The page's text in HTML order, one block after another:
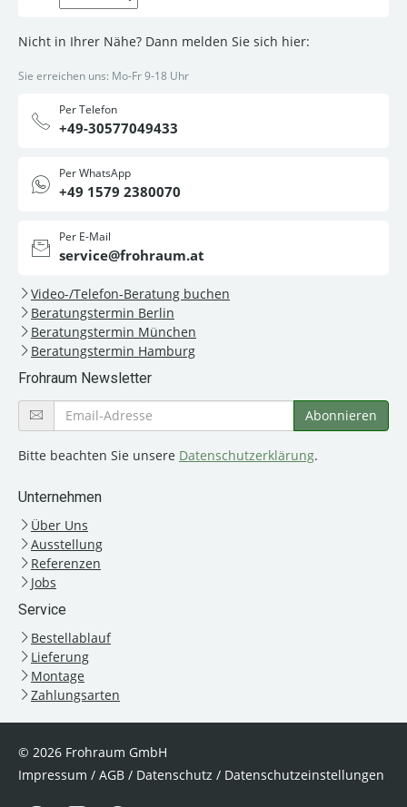
Nicht in Ihrer Nähe? Dann melden Sie sich hier:
Sie erreichen uns: Mo-Fr 9-18 Uhr
Per Telefon
+49-30577049433
Per WhatsApp
+49 1579 2380070
Per E-Mail
service@frohraum.at
Video-/Telefon-Beratung buchen
Beratungstermin Berlin
Beratungstermin München
Beratungstermin Hamburg
Frohraum Newsletter
Bitte beachten Sie unsere Datenschutzerklärung.
Unternehmen
Über Uns
Ausstellung
Referenzen
Jobs
Service
Bestellablauf
Lieferung
Montage
Zahlungsarten
© 2026 Frohraum GmbH
Impressum / AGB / Datenschutz / Datenschutzeinstellungen